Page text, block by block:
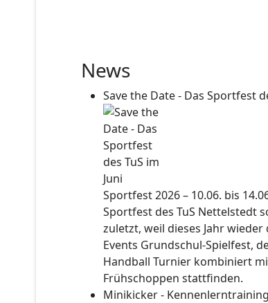
News
Save the Date - Das Sportfest
Sportfest 2026 – 10.06. bis
Sportfest des TuS Nettelstedt
zuletzt, weil dieses Jahr
Events Grundschul-Spielfest,
Handball Turnier kombiniert
Frühschoppen stattfinden.
Minikicker - Kennenlerntraining